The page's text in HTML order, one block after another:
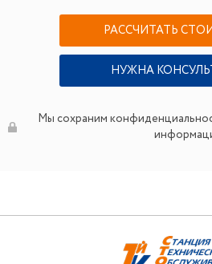
РАССЧИТАТЬ
НУЖНА
Мы сохраним